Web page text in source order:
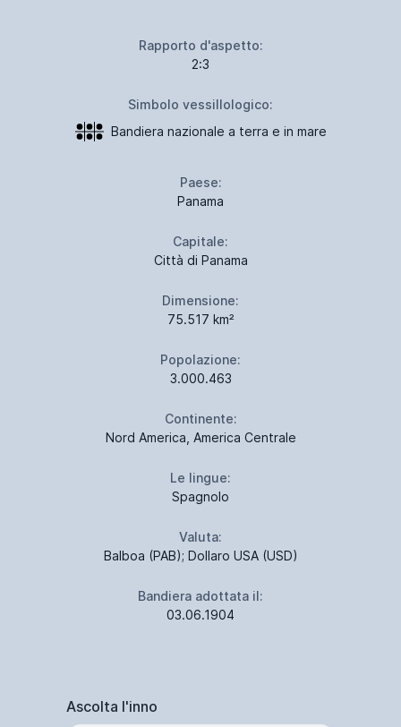
Rapporto d'aspetto:
2:3
Simbolo vessillologico:
Bandiera nazionale a terra e in mare
Paese:
Panama
Capitale:
Città di Panama
Dimensione:
75.517 km²
Popolazione:
3.000.463
Continente:
Nord America, America Centrale
Le lingue:
Spagnolo
Valuta:
Balboa (PAB); Dollaro USA (USD)
Bandiera adottata il:
03.06.1904
Ascolta l'inno